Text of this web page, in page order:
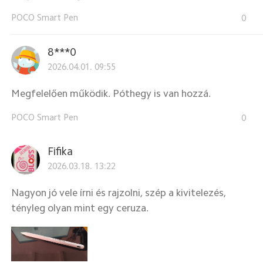
POCO Smart Pen 0
8***0
2026.04.01. 09:55
Megfelelően működik. Póthegy is van hozzá.
POCO Smart Pen 0
Fifika
2026.03.18. 13:22
Nagyon jó vele írni és rajzolni, szép a kivitelezés,
tényleg olyan mint egy ceruza.